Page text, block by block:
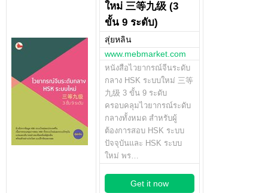
ใหม่ 三等九级 (3
ขั้น 9 ระดับ)
สุ่ยหลิน
www.mebmarket.com
หนังสือไวยากรณ์จีนระดับ
กลาง HSK ระบบใหม่ 三等
九级 3 ขั้น 9 ระดับ
ครอบคลุมไวยากรณ์ระดับ
กลางทั้งหมด สำหรับผู้
ต้องการสอบ HSK ระบบ
ปัจจุบันและ HSK ระบบ
ใหม่ พร…
Get it now